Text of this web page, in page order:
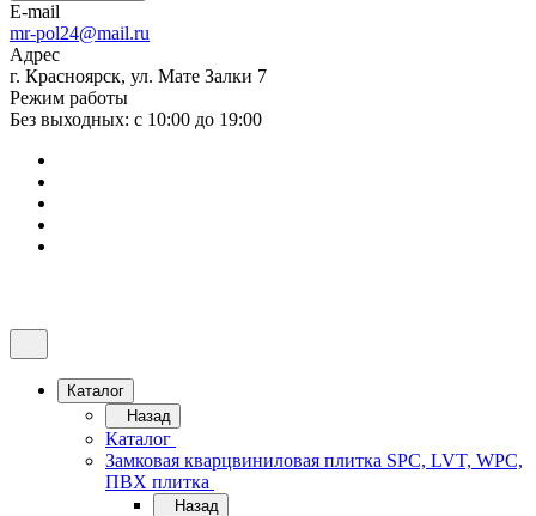
E-mail
mr-pol24@mail.ru
Адрес
г. Красноярск, ул. Мате Залки 7
Режим работы
Без выходных: с 10:00 до 19:00
Каталог
Назад
Каталог
Замковая кварцвиниловая плитка SPC, LVT, WPC,
ПВХ плитка
Назад